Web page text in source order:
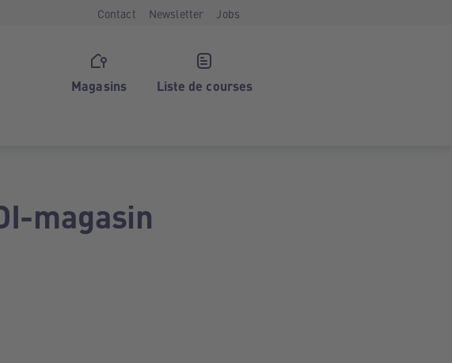
Contact Newsletter Jobs
Magasins Liste de courses
magasin